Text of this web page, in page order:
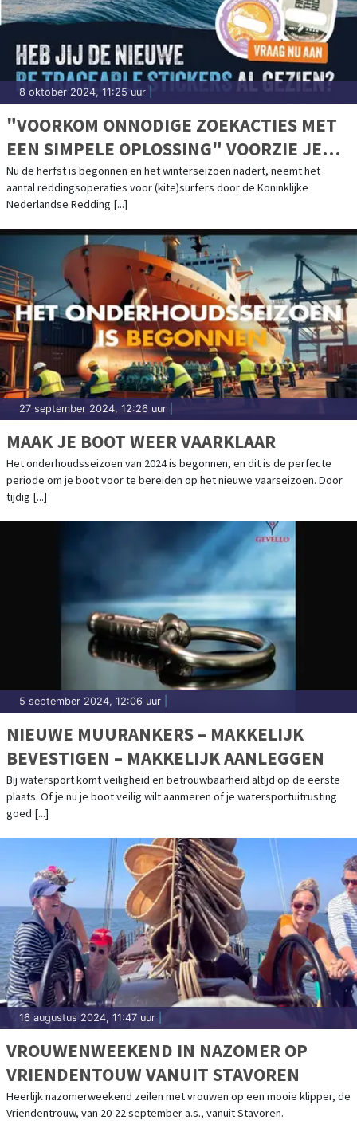
8 oktober 2024, 11:25 uur
"VOORKOM ONNODIGE ZOEKACTIES MET
EEN SIMPELE OPLOSSING" VOORZIE JE
SURFSPULLEN VAN BETRACEABLE
STICKERS
Nu de herfst is begonnen en het winterseizoen nadert, neemt het
aantal reddingsoperaties voor (kite)surfers door de Koninklijke
Nederlandse Redding [...]
27 september 2024, 12:26 uur
MAAK JE BOOT WEER VAARKLAAR
Het onderhoudsseizoen van 2024 is begonnen, en dit is de perfecte
periode om je boot voor te bereiden op het nieuwe vaarseizoen. Door
tijdig [...]
5 september 2024, 12:06 uur
NIEUWE MUURANKERS – MAKKELIJK
BEVESTIGEN – MAKKELIJK AANLEGGEN
Bij watersport komt veiligheid en betrouwbaarheid altijd op de eerste
plaats. Of je nu je boot veilig wilt aanmeren of je watersportuitrusting
goed [...]
16 augustus 2024, 11:47 uur
VROUWENWEEKEND IN NAZOMER OP
VRIENDENTOUW VANUIT STAVOREN
Heerlijk nazomerweekend zeilen met vrouwen op een mooie klipper, de
Vriendentrouw, van 20-22 september a.s., vanuit Stavoren.